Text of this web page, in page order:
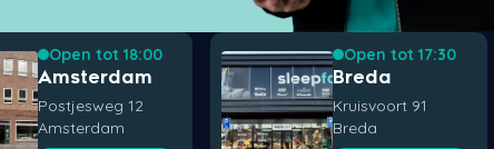
Open tot 18:00
Amsterdam
Postjesweg 12
Amsterdam
Open tot 17:30
Breda
Kruisvoort 91
Breda